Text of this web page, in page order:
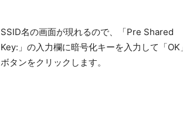
SSID名の画面が現れるので、「Pre Shared
Key:」の入力欄に暗号化キーを入力して「OK」
ボタンをクリックします。